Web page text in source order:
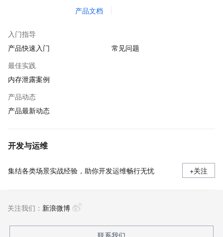
产品文档
入门指导
产品快速入门
常见问题
最佳实践
内存泄露案例
产品动态
产品最新动态
开发与运维
集结各类场景实战经验，助你开发运维畅行无忧 +关注
关注我们： 新浪微博
联系我们